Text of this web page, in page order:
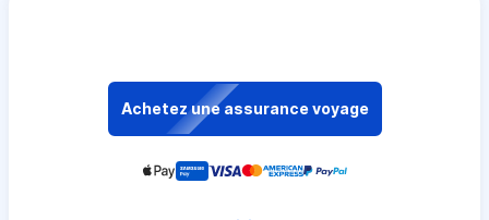
Achetez une assurance voyage